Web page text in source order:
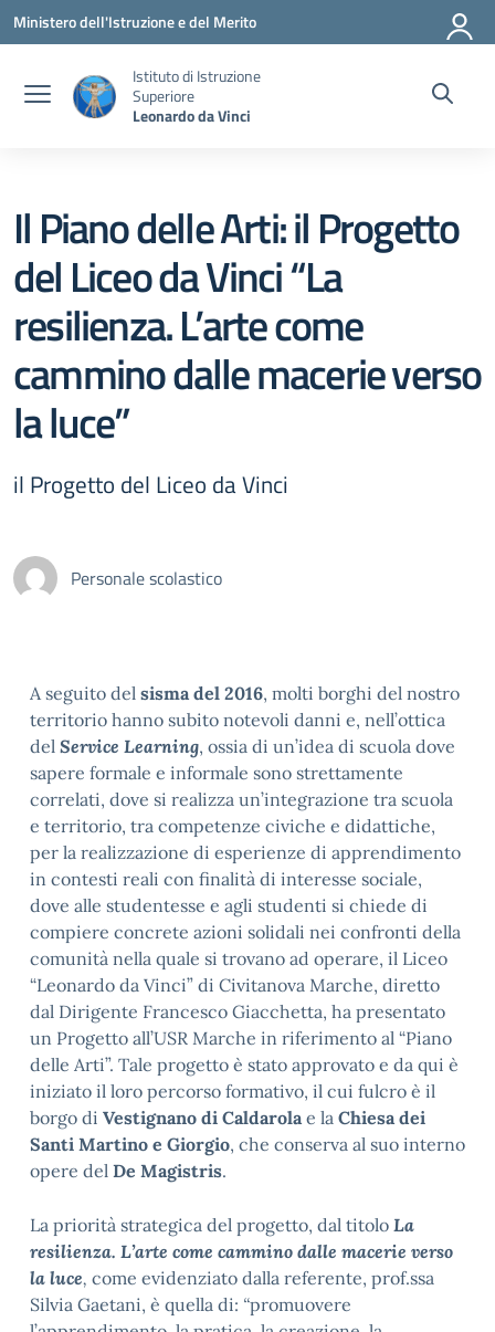
Vai ai contenuti
Vai al menu di navigazione
Vai al footer
Ministero dell'Istruzione e del Merito
Istituto di Istruzione
Superiore
Leonardo da Vinci
Il Piano delle Arti: il Progetto
del Liceo da Vinci “La
resilienza. L’arte come
cammino dalle macerie verso
la luce”
il Progetto del Liceo da Vinci
Personale scolastico
A seguito del sisma del 2016, molti borghi del nostro
territorio hanno subito notevoli danni e, nell’ottica
del Service Learning, ossia di un’idea di scuola dove
sapere formale e informale sono strettamente
correlati, dove si realizza un’integrazione tra scuola
e territorio, tra competenze civiche e didattiche,
per la realizzazione di esperienze di apprendimento
in contesti reali con finalità di interesse sociale,
dove alle studentesse e agli studenti si chiede di
compiere concrete azioni solidali nei confronti della
comunità nella quale si trovano ad operare, il Liceo
“Leonardo da Vinci” di Civitanova Marche, diretto
dal Dirigente Francesco Giacchetta, ha presentato
un Progetto all’USR Marche in riferimento al “Piano
delle Arti”. Tale progetto è stato approvato e da qui è
iniziato il loro percorso formativo, il cui fulcro è il
borgo di Vestignano di Caldarolae la Chiesa dei
Santi Martino e Giorgio, che conserva al suo interno
opere del De Magistris.
La priorità strategica del progetto, dal titolo La
resilienza. L’arte come cammino dalle macerie verso
la luce, come evidenziato dalla referente, prof.ssa
Silvia Gaetani, è quella di: “promuovere